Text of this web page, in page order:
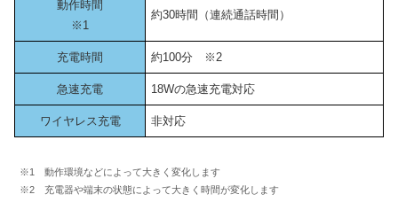
動作時間
※1
約30時間（連続通話時間）
充電時間 約100分 ※2
急速充電 18Wの急速充電対応
ワイヤレス充電 非対応
※1 動作環境などによって大きく変化します
※2 充電器や端末の状態によって大きく時間が変化します